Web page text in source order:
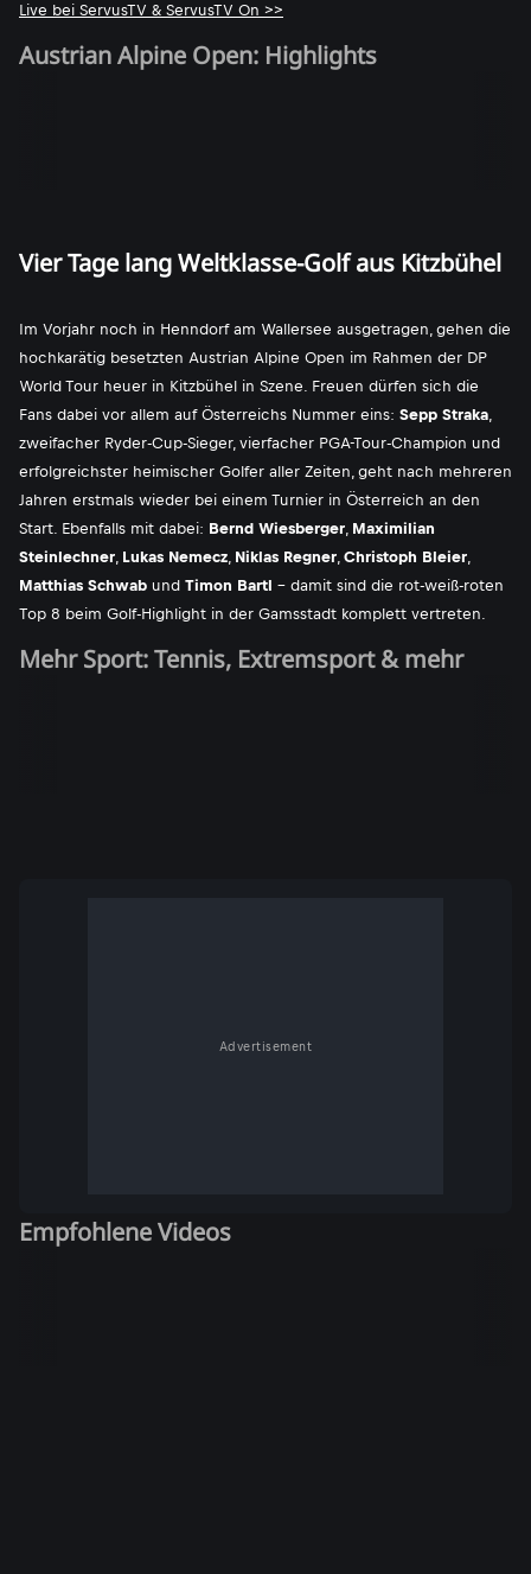
Live bei ServusTV & ServusTV On >>
Austrian Alpine Open: Highlights
Vier Tage lang Weltklasse-Golf aus Kitzbühel
Im Vorjahr noch in Henndorf am Wallersee ausgetragen, gehen die
hochkarätig besetzten Austrian Alpine Open im Rahmen der DP
World Tour heuer in Kitzbühel in Szene. Freuen dürfen sich die
Fans dabei vor allem auf Österreichs Nummer eins: Sepp Straka,
zweifacher Ryder-Cup-Sieger, vierfacher PGA-Tour-Champion und
erfolgreichster heimischer Golfer aller Zeiten, geht nach mehreren
Jahren erstmals wieder bei einem Turnier in Österreich an den
Start. Ebenfalls mit dabei: Bernd Wiesberger, Maximilian
Steinlechner, Lukas Nemecz, Niklas Regner, Christoph Bleier,
Matthias Schwab und Timon Bartl - damit sind die rot-weiß-roten
Top 8 beim Golf-Highlight in der Gamsstadt komplett vertreten.
Mehr Sport: Tennis, Extremsport & mehr
Advertisement
Empfohlene Videos